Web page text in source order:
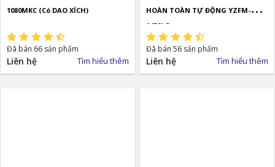
1080MKC (Có DAO XÍCH)
Đã bán 66 sản phẩm
Liên hệ Tìm hiểu thêm
HOÀN TOÀN TỰ ĐỘNG YZFM-
1450LG
Đã bán 56 sản phẩm
Liên hệ Tìm hiểu thêm